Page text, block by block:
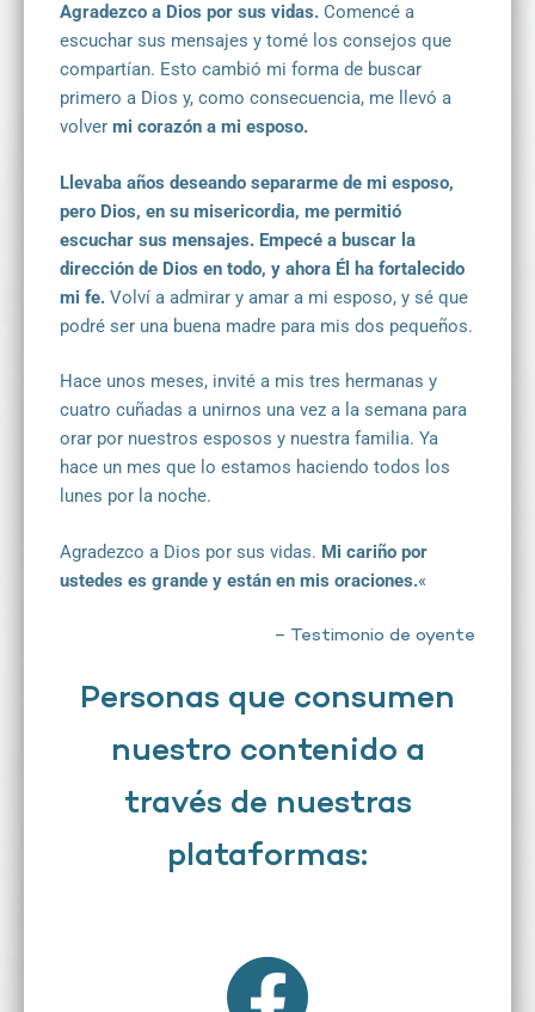
Agradezco a Dios por sus vidas. Comencé a
escuchar sus mensajes y tomé los consejos que
compartían. Esto cambió mi forma de buscar
primero a Dios y, como consecuencia, me llevó a
volver mi corazón a mi esposo.
Llevaba años deseando separarme de mi esposo,
pero Dios, en su misericordia, me permitió
escuchar sus mensajes. Empecé a buscar la
dirección de Dios en todo, y ahora Él ha fortalecido
mi fe. Volví a admirar y amar a mi esposo, y sé que
podré ser una buena madre para mis dos pequeños.
Hace unos meses, invité a mis tres hermanas y
cuatro cuñadas a unirnos una vez a la semana para
orar por nuestros esposos y nuestra familia. Ya
hace un mes que lo estamos haciendo todos los
lunes por la noche.
Agradezco a Dios por sus vidas. Mi cariño por
ustedes es grande y están en mis oraciones.«
– Testimonio de oyente
Personas que consumen
nuestro contenido a
través de nuestras
plataformas: